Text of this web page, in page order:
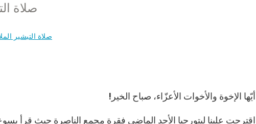
صلاة
صلاة التبشير
أيّها الإخوة والأخوات الأعزّاء، صباح الخير!
اقترحت علينا ليتورجيا الأحد الماضي فقرة مجمع الناصرة حيث قرأ